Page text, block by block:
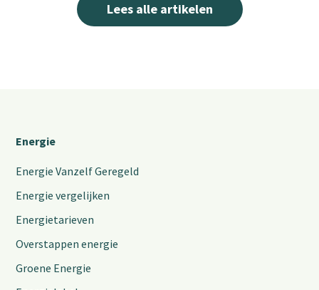
Lees alle artikelen
Energie
Energie Vanzelf Geregeld
Energie vergelijken
Energietarieven
Overstappen energie
Groene Energie